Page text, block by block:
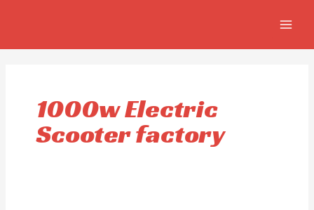
1000w Electric
Scooter factory